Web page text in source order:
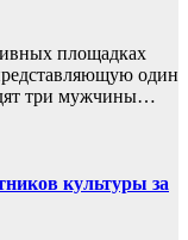
площадках
один
три мужчины…
культуры за